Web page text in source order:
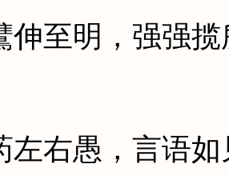
明，强强揽
愚，言语如